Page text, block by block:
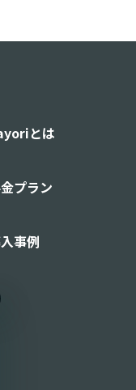
とは
プラン
事例